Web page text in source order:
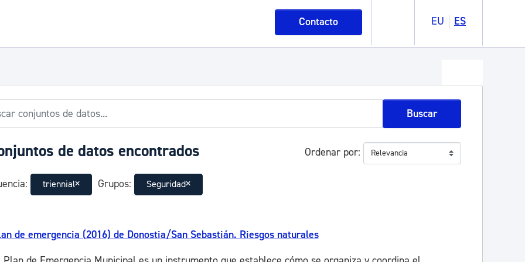
Contacto
EU ES
Buscar
Ordenar por
de datos encontrados
triennial Grupos: Seguridad
de emergencia (2016) de Donostia/San Sebastián. Riesgos naturales